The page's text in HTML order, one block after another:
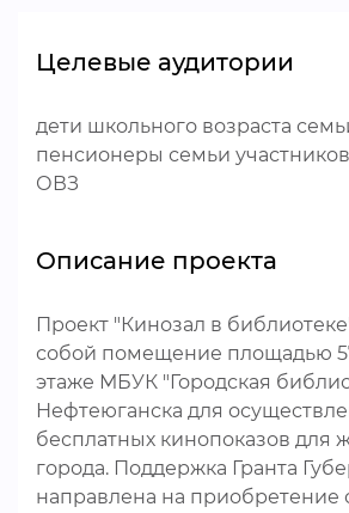
Целевые аудитории
дети школьного возраста
пенсионеры семьи
ОВЗ
Описание проекта
Проект "Кинозал в
собой помещение площадью
этаже МБУК "Городская
Нефтеюганска для
бесплатных кинопоказов для
города. Поддержка Гранта
направлена на приобретение